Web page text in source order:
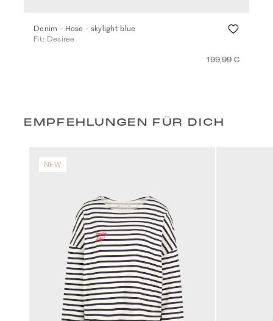
Denim - Hose - skylight blue
Fit: Desiree
199,99 €
EMPFEHLUNGEN FÜR DICH
NEW